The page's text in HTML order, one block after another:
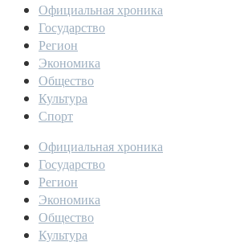
Официальная хроника
Государство
Регион
Экономика
Общество
Культура
Спорт
Официальная хроника
Государство
Регион
Экономика
Общество
Культура